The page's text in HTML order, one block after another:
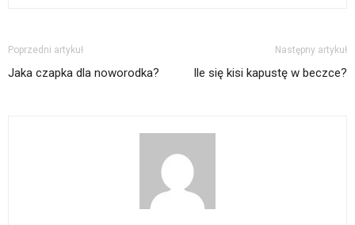
Poprzedni artykuł
Jaka czapka dla noworodka?
Następny artykuł
Ile się kisi kapustę w beczce?